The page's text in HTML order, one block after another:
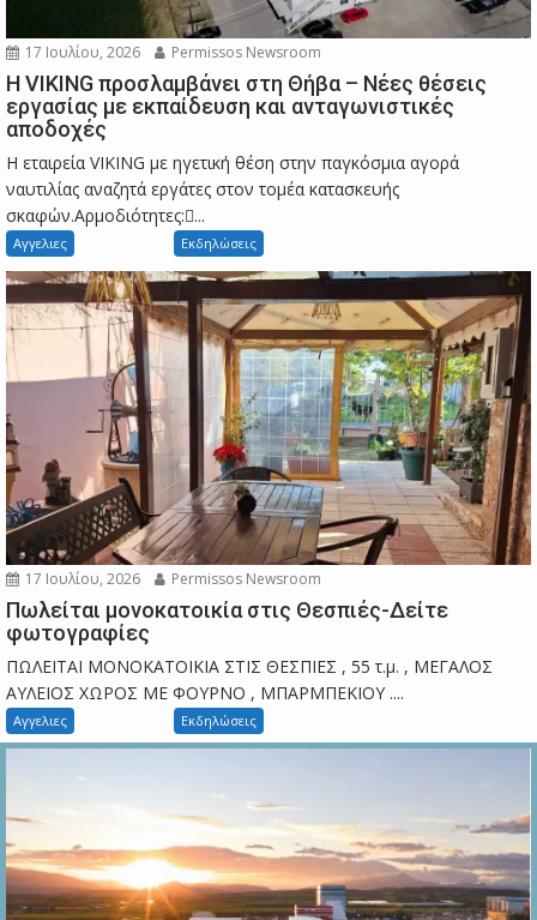
17 Ιουλίου, 2026 Permissos Newsroom
Η VIKING προσλαμβάνει στη Θήβα – Νέες θέσεις
εργασίας με εκπαίδευση και ανταγωνιστικές
αποδοχές
Η εταιρεία VIKING με ηγετική θέση στην παγκόσμια αγορά
ναυτιλίας αναζητά εργάτες στον τομέα κατασκευής
σκαφών.Αρμοδιότητες:...
Αγγελιες Εκδηλώσεις
17 Ιουλίου, 2026 Permissos Newsroom
Πωλείται μονοκατοικία στις Θεσπιές-Δείτε
φωτογραφίες
ΠΩΛΕΙΤΑΙ ΜΟΝΟΚΑΤΟΙΚΙΑ ΣΤΙΣ ΘΕΣΠΙΕΣ , 55 τ.μ. , ΜΕΓΑΛΟΣ
ΑΥΛΕΙΟΣ ΧΩΡΟΣ ΜΕ ΦΟΥΡΝΟ , ΜΠΑΡΜΠΕΚΙΟΥ ....
Αγγελιες Εκδηλώσεις